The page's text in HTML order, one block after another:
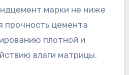
марки не ниже
прочность цемента
плотной и
влаги матрицы.